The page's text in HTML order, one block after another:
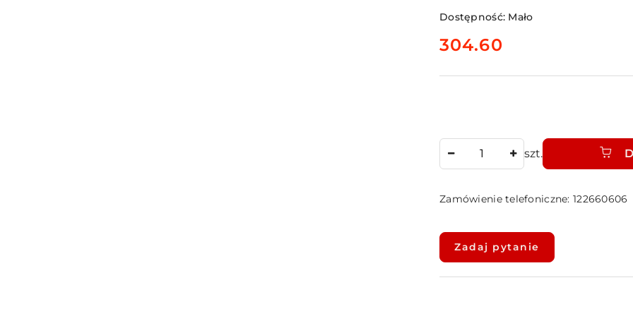
Dostępność: Mało
cena:
304.60
szt.
Zamówienie telefoniczne: 122660606
Dostępność
i
dostawa
Zadaj pytanie